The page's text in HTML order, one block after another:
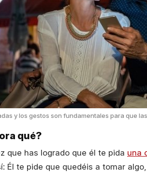
y los gestos son fundamentales para que
qué?
que has logrado que él te pida una
Él te pide que quedéis a tomar